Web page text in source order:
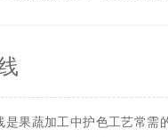
果蔬加工中护色工艺常需